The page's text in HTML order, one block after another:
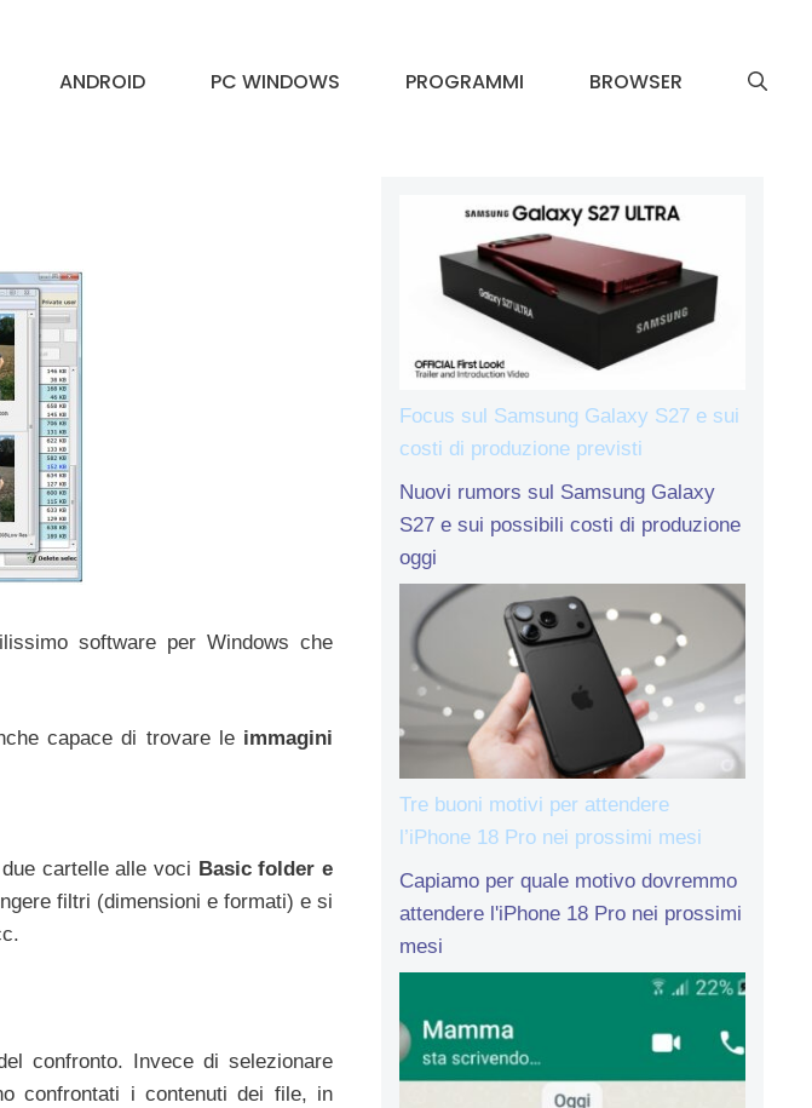
ANDROID PC WINDOWS PROGRAMMI BROWSER
software per Windows che
capace di trovare le immagini
cartelle alle voci Basic folder e
filtri (dimensioni e formati) e si
confronto. Invece di selezionare
confrontati i contenuti dei file, in
Focus sul Samsung Galaxy S27 e sui
costi di produzione previsti
Nuovi rumors sul Samsung Galaxy
S27 e sui possibili costi di produzione
oggi
Tre buoni motivi per attendere
l’iPhone 18 Pro nei prossimi mesi
Capiamo per quale motivo dovremmo
attendere l'iPhone 18 Pro nei prossimi
mesi